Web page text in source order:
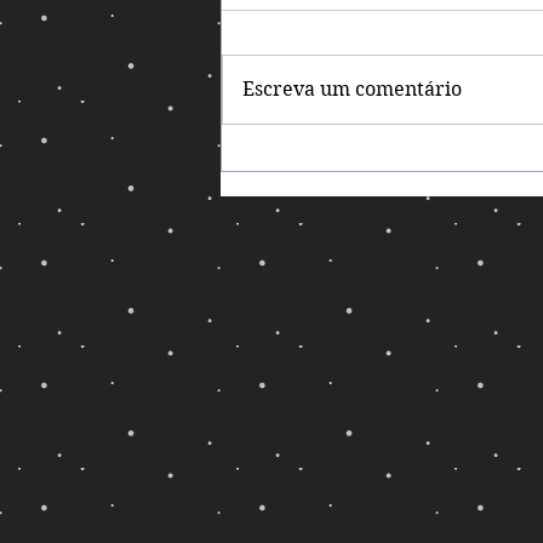
mimimi e só curtir o
jogo!
Escreva um comentário